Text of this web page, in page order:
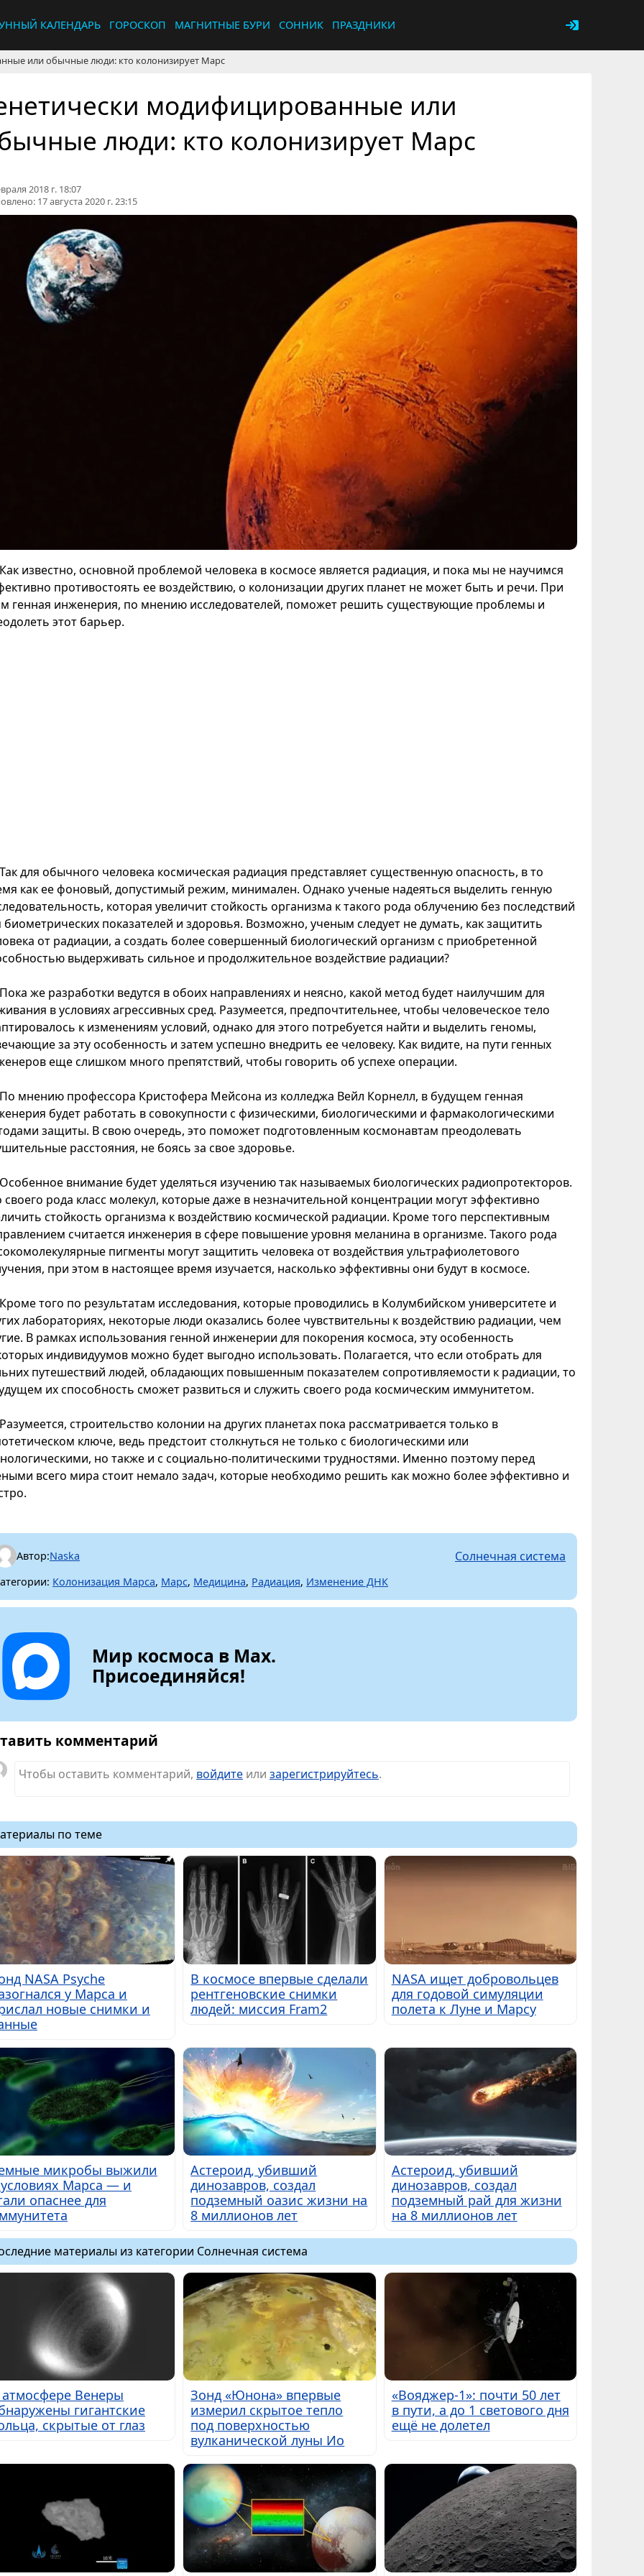
КАЛЕНДАРЬ ГОРОСКОП МАГНИТНЫЕ БУРИ СОННИК ПРАЗДНИКИ
или обычные люди: кто колонизирует Марс
модифицированные или
люди: кто колонизирует Марс
2018 г. 18:07
17 августа 2020 г. 23:15
Как известно, основной проблемой человека в космосе является радиация, и пока мы не научимся
противостоять ее воздействию, о колонизации других планет не может быть и речи. При
генная инженерия, по мнению исследователей, поможет решить существующие проблемы и
этот барьер.
Так для обычного человека космическая радиация представляет существенную опасность, в то
как ее фоновый, допустимый режим, минимален. Однако ученые надеяться выделить генную
которая увеличит стойкость организма к такого рода облучению без последствий
биометрических показателей и здоровья. Возможно, ученым следует не думать, как защитить
от радиации, а создать более совершенный биологический организм с приобретенной
выдерживать сильное и продолжительное воздействие радиации?
Пока же разработки ведутся в обоих направлениях и неясно, какой метод будет наилучшим для
в условиях агрессивных сред. Разумеется, предпочтительнее, чтобы человеческое тело
к изменениям условий, однако для этого потребуется найти и выделить геномы,
за эту особенность и затем успешно внедрить ее человеку. Как видите, на пути генных
еще слишком много препятствий, чтобы говорить об успехе операции.
По мнению профессора Кристофера Мейсона из колледжа Вейл Корнелл, в будущем генная
будет работать в совокупности с физическими, биологическими и фармакологическими
защиты. В свою очередь, это поможет подготовленным космонавтам преодолевать
расстояния, не боясь за свое здоровье.
Особенное внимание будет уделяться изучению так называемых биологических радиопротекторов.
своего рода класс молекул, которые даже в незначительной концентрации могут эффективно
стойкость организма к воздействию космической радиации. Кроме того перспективным
считается инженерия в сфере повышение уровня меланина в организме. Такого рода
пигменты могут защитить человека от воздействия ультрафиолетового
при этом в настоящее время изучается, насколько эффективны они будут в космосе.
Кроме того по результатам исследования, которые проводились в Колумбийском университете и
лабораториях, некоторые люди оказались более чувствительны к воздействию радиации, чем
В рамках использования генной инженерии для покорения космоса, эту особенность
индивидуумов можно будет выгодно использовать. Полагается, что если отобрать для
путешествий людей, обладающих повышенным показателем сопротивляемости к радиации, то
их способность сможет развиться и служить своего рода космическим иммунитетом.
Разумеется, строительство колонии на других планетах пока рассматривается только в
ключе, ведь предстоит столкнуться не только с биологическими или
но также и с социально-политическими трудностями. Именно поэтому перед
всего мира стоит немало задач, которые необходимо решить как можно более эффективно и
Автор:Naska Солнечная система
Колонизация Марса, Марс, Медицина, Радиация, Изменение ДНК
Мир космоса в Max.
Присоединяйся!
комментарий
Чтобы оставить комментарий, войдите или зарегистрируйтесь.
по теме
NASA Psyche
у Марса и
новые снимки и
В космосе впервые сделали
рентгеновские снимки
людей: миссия Fram2
NASA ищет добровольцев
для годовой симуляции
полета к Луне и Марсу
микробы выжили
Марса — и
опаснее для
Астероид, убивший
динозавров, создал
подземный оазис жизни на
8 миллионов лет
Астероид, убивший
динозавров, создал
подземный рай для жизни
на 8 миллионов лет
материалы из категории Солнечная система
Венеры
гигантские
скрытые от глаз
Зонд «Юнона» впервые
измерил скрытое тепло
под поверхностью
вулканической луны Ио
«Вояджер-1»: почти 50 лет
в пути, а до 1 светового дня
ещё не долетел